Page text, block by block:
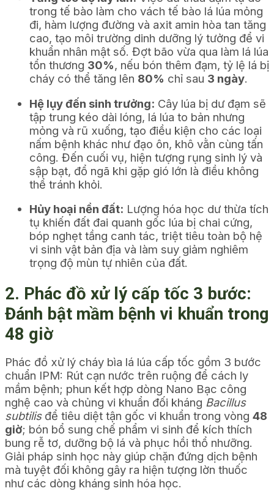
trong tế bào làm cho vách tế bào lá lúa mỏng
đi, hàm lượng đường và axit amin hòa tan tăng
cao, tạo môi trường dinh dưỡng lý tưởng để vi
khuẩn nhân mật số. Đợt bão vừa qua làm lá lúa
tổn thương 30%, nếu bón thêm đạm, tỷ lệ lá bị
cháy có thể tăng lên 80% chỉ sau 3 ngày.
Hệ lụy đến sinh trưởng: Cây lúa bị dư đạm sẽ
tập trung kéo dài lóng, lá lúa to bản nhưng
mỏng và rũ xuống, tạo điều kiện cho các loại
nấm bệnh khác như đạo ôn, khô vằn cùng tấn
công. Đến cuối vụ, hiện tượng rụng sinh lý và
sập bạt, đổ ngã khi gặp gió lớn là điều không
thể tránh khỏi.
Hủy hoại nền đất: Lượng hóa học dư thừa tích
tụ khiến đất đai quanh gốc lúa bị chai cứng,
bóp nghẹt tầng canh tác, triệt tiêu toàn bộ hệ
vi sinh vật bản địa và làm suy giảm nghiêm
trọng độ mùn tự nhiên của đất.
2. Phác đồ xử lý cấp tốc 3 bước:
Đánh bật mầm bệnh vi khuẩn trong
48 giờ
Phác đồ xử lý cháy bìa lá lúa cấp tốc gồm 3 bước
chuẩn IPM: Rút cạn nước trên ruộng để cách ly
mầm bệnh; phun kết hợp dòng Nano Bạc công
nghệ cao và chủng vi khuẩn đối kháng Bacillus
subtilisđể tiêu diệt tận gốc vi khuẩn trong vòng 48
giờ; bón bổ sung chế phẩm vi sinh để kích thích
bung rễ tơ, dưỡng bộ lá và phục hồi thổ nhưỡng.
Giải pháp sinh học này giúp chặn đứng dịch bệnh
mà tuyệt đối không gây ra hiện tượng lờn thuốc
như các dòng kháng sinh hóa học.